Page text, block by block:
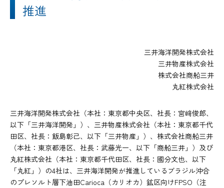
推進
三井海洋開発株式会社
三井物産株式会社
株式会社商船三井
丸紅株式会社
三井海洋開発株式会社（本社：東京都中央区、社長：宮﨑俊郎、
以下「三井海洋開発」）、三井物産株式会社（本社：東京都千代
田区、社長：飯島彰己、以下「三井物産」）、株式会社商船三井
（本社：東京都港区、社長：武藤光一、以下「商船三井」）及び
丸紅株式会社（本社：東京都千代田区、社長：國分文也、以下
「丸紅」）の4社は、三井海洋開発が推進しているブラジル沖合
のプレソルト層下油田Carioca（カリオカ）鉱区向けFPSO（注